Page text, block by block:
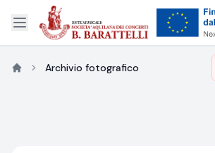
Archivio fotografico